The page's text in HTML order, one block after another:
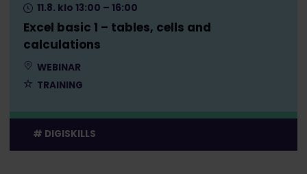
Excel basic 1 – tables, cells and
calculations
11.8. klo 13:00 – 16:00
WEBINAR
TRAINING
DIGISKILLS